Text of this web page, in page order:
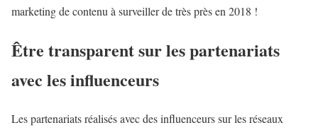
marketing de contenu à surveiller de très près en 2018 !
Être transparent sur les partenariats
avec les influenceurs
Les partenariats réalisés avec des influenceurs sur les réseaux